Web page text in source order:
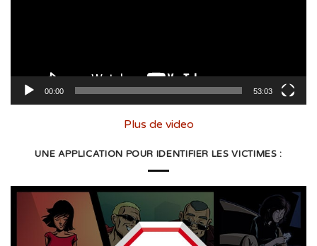
00:00 53:03
Plus de video
UNE APPLICATION POUR IDENTIFIER LES VICTIMES :